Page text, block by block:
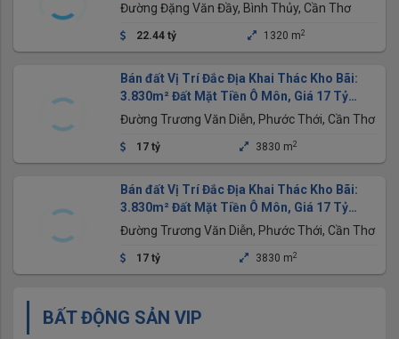
Đường Đặng Văn Đầy, Bình Thủy, Cần Thơ
22.44 tỷ 1320 m2
Bán đất Vị Trí Đắc Địa Khai Thác Kho Bãi:
3.830m² Đất Mặt Tiền Ô Môn, Giá 17 Tỷ
(thương lượng)
Đường Trương Văn Diễn, Phước Thới, Cần Thơ
17 tỷ 3830 m2
Bán đất Vị Trí Đắc Địa Khai Thác Kho Bãi:
3.830m² Đất Mặt Tiền Ô Môn, Giá 17 Tỷ
(thương lượng)
Đường Trương Văn Diễn, Phước Thới, Cần Thơ
17 tỷ 3830 m2
BẤT ĐỘNG SẢN VIP